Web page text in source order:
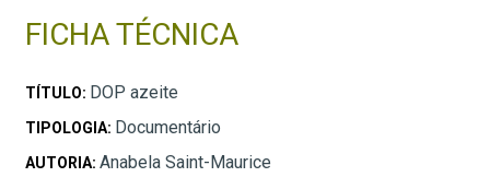
FICHA TÉCNICA
TÍTULO: DOP azeite
TIPOLOGIA: Documentário
AUTORIA: Anabela Saint-Maurice